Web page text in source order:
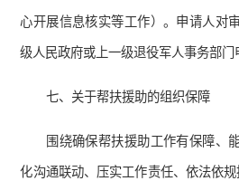
心开展信息核实等工作）。申请人对
级人民政府或上一级退役军人事务部门
七、关于帮扶援助的组织保障
围绕确保帮扶援助工作有保障、
化沟通联动、压实工作责任、依法依